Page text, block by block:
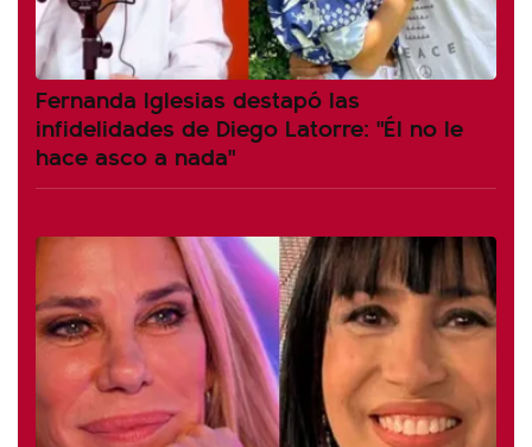
Fernanda Iglesias destapó las
infidelidades de Diego Latorre: "Él no le
hace asco a nada"